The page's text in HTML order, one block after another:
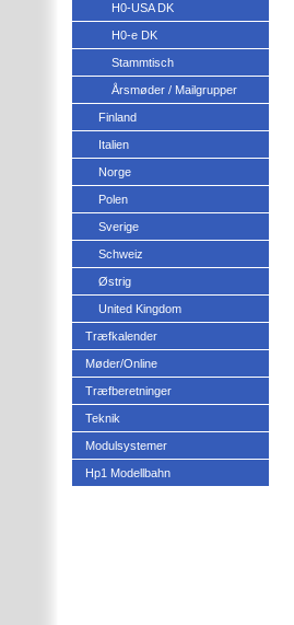
H0-USA DK
H0-e DK
Stammtisch
Årsmøder / Mailgrupper
Finland
Italien
Norge
Polen
Sverige
Schweiz
Østrig
United Kingdom
Træfkalender
Møder/Online
Træfberetninger
Teknik
Modulsystemer
Hp1 Modellbahn